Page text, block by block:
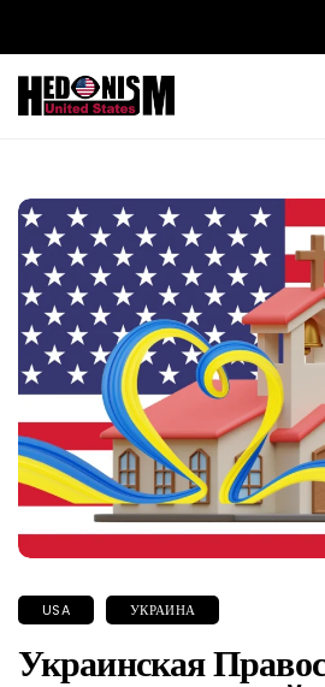
USA УКРАИНА
Украинская